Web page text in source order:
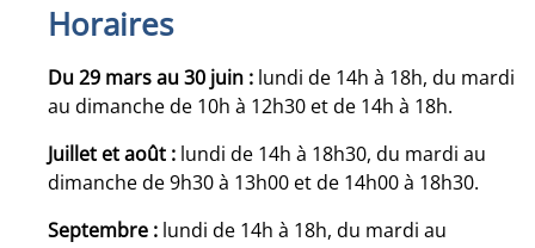
Horaires
Du 29 mars au 30 juin : lundi de 14h à 18h, du mardi
au dimanche de 10h à 12h30 et de 14h à 18h.
Juillet et août : lundi de 14h à 18h30, du mardi au
dimanche de 9h30 à 13h00 et de 14h00 à 18h30.
Septembre : lundi de 14h à 18h, du mardi au